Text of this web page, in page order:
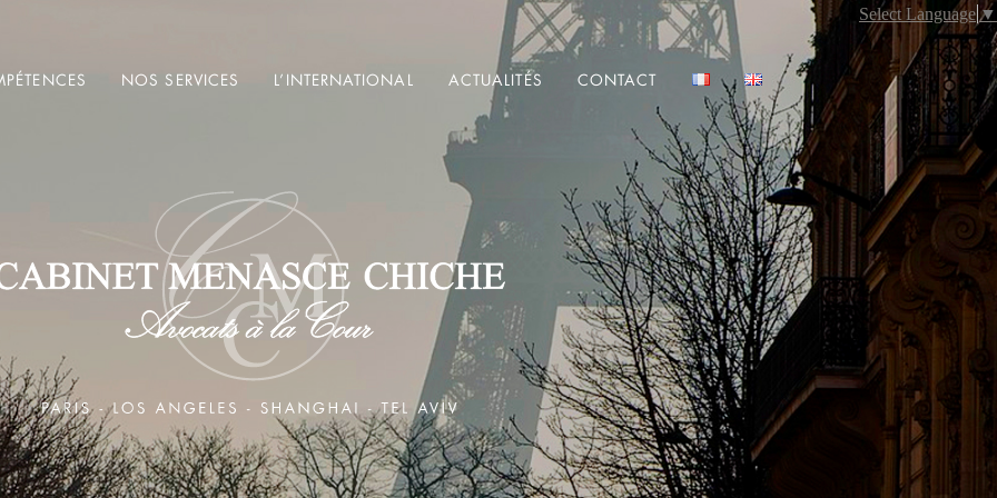
NOS SERVICES L’INTERNATIONAL ACTUALITÉS CONTACT
Select Language ▼